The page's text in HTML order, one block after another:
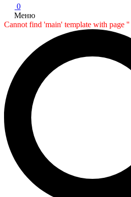
0
Меню
Cannot find 'main' template with page ''